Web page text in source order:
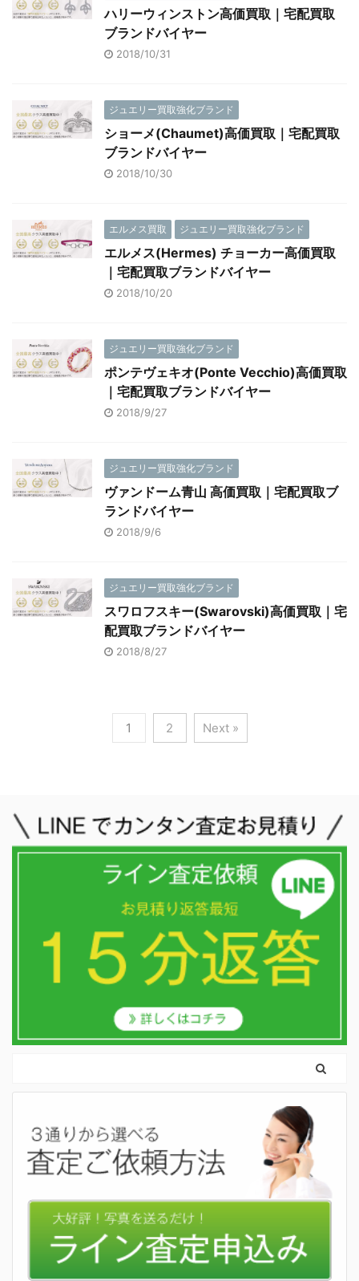
ハリーウィンストン高価買取｜宅配買取
ブランドバイヤー
2018/10/31
ジュエリー買取強化ブランド
ショーメ(Chaumet)高価買取｜宅配買取
ブランドバイヤー
2018/10/30
エルメス買取 ジュエリー買取強化ブランド
エルメス(Hermes) チョーカー高価買取
｜宅配買取ブランドバイヤー
2018/10/20
ジュエリー買取強化ブランド
ポンテヴェキオ(Ponte Vecchio)高価買取
｜宅配買取ブランドバイヤー
2018/9/27
ジュエリー買取強化ブランド
ヴァンドーム青山 高価買取｜宅配買取ブ
ランドバイヤー
2018/9/6
ジュエリー買取強化ブランド
スワロフスキー(Swarovski)高価買取｜宅
配買取ブランドバイヤー
2018/8/27
1 2 Next »